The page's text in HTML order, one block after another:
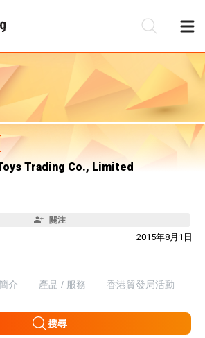
Trading Co., Limited
關注
2015年8月1日
簡介 產品 / 服務 香港貿發局活動
搜尋